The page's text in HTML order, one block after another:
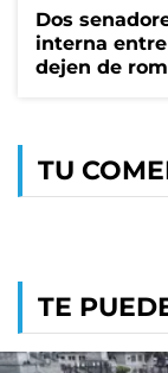
Dos
interna
dejen de
TU
TE